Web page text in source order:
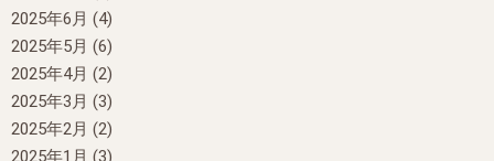
2025年6月 (4)
2025年5月 (6)
2025年4月 (2)
2025年3月 (3)
2025年2月 (2)
2025年1月 (3)